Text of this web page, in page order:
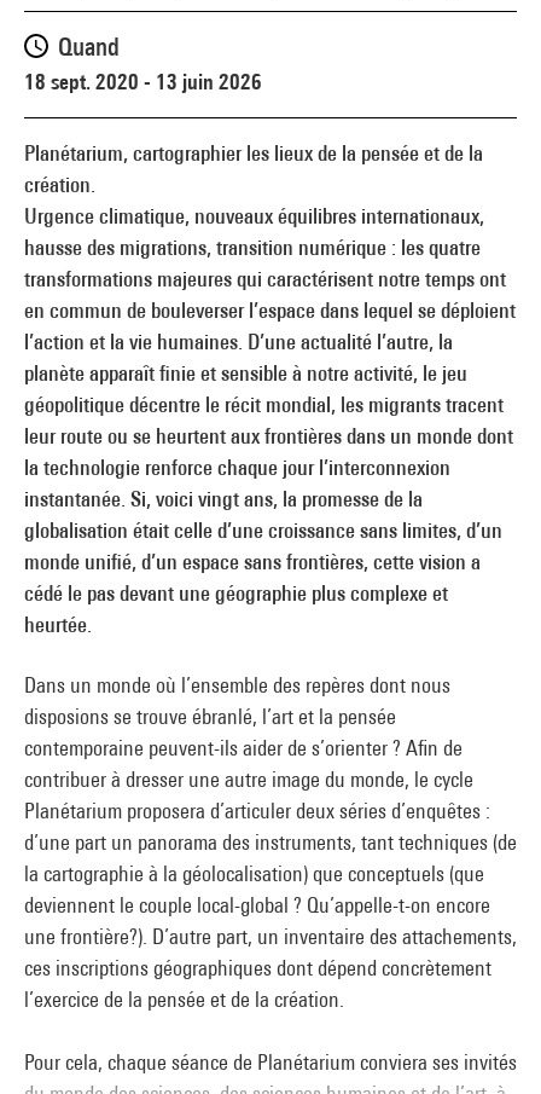
Planétarium, cartographier les lieux de la pensée et de la
création.
Urgence climatique, nouveaux équilibres internationaux,
hausse des migrations, transition numérique : les quatre
transformations majeures qui caractérisent notre temps ont
en commun de bouleverser l’espace dans lequel se déploient
l’action et la vie humaines. D’une actualité l’autre, la
planète apparaît finie et sensible à notre activité, le jeu
géopolitique décentre le récit mondial, les migrants tracent
leur route ou se heurtent aux frontières dans un monde dont
la technologie renforce chaque jour l’interconnexion
instantanée. Si, voici vingt ans, la promesse de la
globalisation était celle d’une croissance sans limites, d’un
monde unifié, d’un espace sans frontières, cette vision a
cédé le pas devant une géographie plus complexe et
heurtée.
Dans un monde où l’ensemble des repères dont nous
disposions se trouve ébranlé, l’art et la pensée
contemporaine peuvent-ils aider de s’orienter ? Afin de
contribuer à dresser une autre image du monde, le cycle
Planétarium proposera d’articuler deux séries d’enquêtes :
d’une part un panorama des instruments, tant techniques (de
la cartographie à la géolocalisation) que conceptuels (que
deviennent le couple local-global ? Qu’appelle-t-on encore
une frontière?). D’autre part, un inventaire des attachements,
ces inscriptions géographiques dont dépend concrètement
l’exercice de la pensée et de la création.
Pour cela, chaque séance de Planétarium conviera ses invités
Quand
18 sept. 2020 - 13 juin 2026